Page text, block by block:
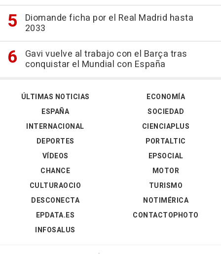
Diomande ficha por el Real Madrid hasta
2033
Gavi vuelve al trabajo con el Barça tras
conquistar el Mundial con España
ÚLTIMAS NOTICIAS
ESPAÑA
INTERNACIONAL
DEPORTES
VÍDEOS
ECONOMÍA
SOCIEDAD
CIENCIAPLUS
PORTALTIC
EPSOCIAL
CHANCE
CULTURAOCIO
DESCONECTA
EPDATA.ES
INFOSALUS
MOTOR
TURISMO
NOTIMÉRICA
CONTACTOPHOTO